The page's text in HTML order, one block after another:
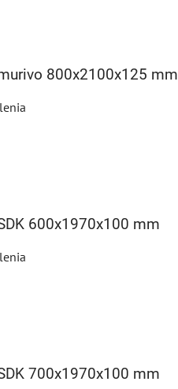
800x2100x125 mm
600x1970x100 mm
700x1970x100 mm